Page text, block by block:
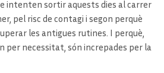
intenten sortir aquests dies al carrer
pel risc de contagi i segon perquè
les antigues rutines. I perquè,
per necessitat, són increpades per la